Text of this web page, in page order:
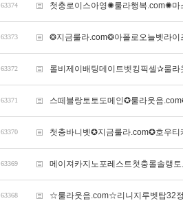
63374 첫충로이스아영✺룰라행복.com✺마
63373 ❂지금룰라.com❂아폴로오늘벳라이
63372 롤비제이배팅데이트벳킹픽셀✰룰
63371 스떼블랑토토도메인✪룰라웃음
63370 첫충바니벳✪지금룰라.com✪호우티
63369 메이져카지노포레스트첫충롤솔랭
63368 ☆룰라웃음.com☆리니지루벳탑32